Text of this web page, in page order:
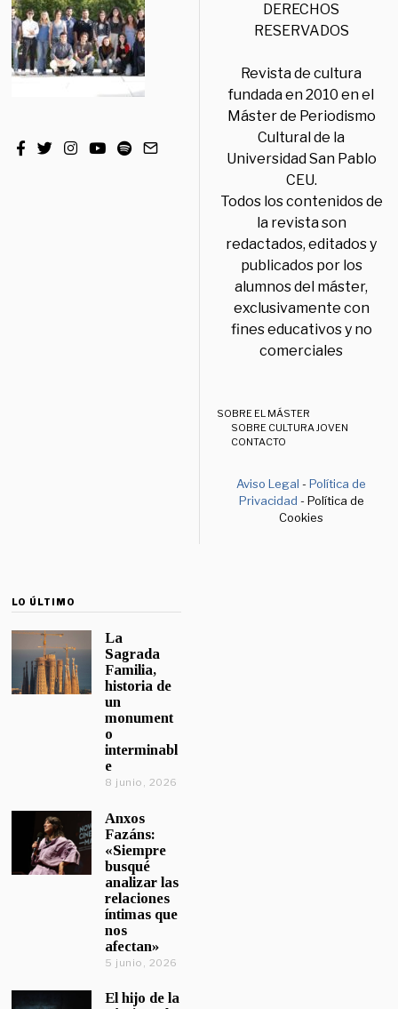
DERECHOS
RESERVADOS
Revista de cultura
fundada en 2010 en el
Máster de Periodismo
Cultural de la
Universidad San Pablo
CEU.
Todos los contenidos de
la revista son
redactados, editados y
publicados por los
alumnos del máster,
exclusivamente con
fines educativos y no
comerciales
SOBRE EL MÁSTER
SOBRE CULTURA JOVEN
CONTACTO
Aviso Legal -Política de
Privacidad - Política de
Cookies
LO ÚLTIMO
La
Sagrada
Familia,
historia de
un
monument
o
interminabl
e
8 junio, 2026
Anxos
Fazáns:
«Siempre
busqué
analizar las
relaciones
íntimas que
nos
afectan»
5 junio, 2026
El hijo de la